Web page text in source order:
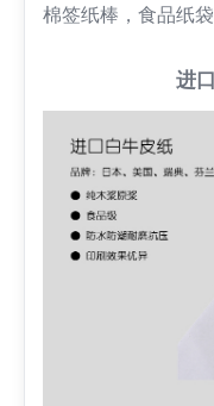
棉签纸棒，食品纸
进